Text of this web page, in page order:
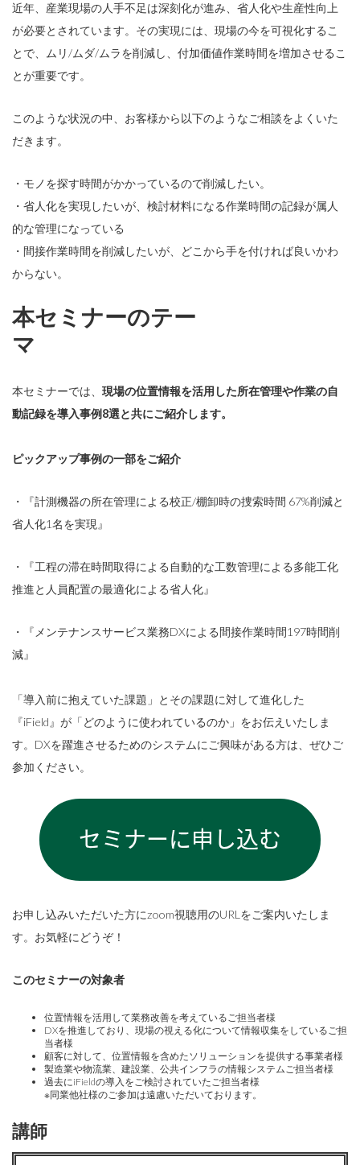
近年、産業現場の人手不足は深刻化が進み、省人化や生産性向上
が必要とされています。その実現には、現場の今を可視化するこ
とで、ムリ/ムダ/ムラを削減し、付加価値作業時間を増加させるこ
とが重要です。
このような状況の中、お客様から以下のようなご相談をよくいた
だきます。
・モノを探す時間がかかっているので削減したい。
・省人化を実現したいが、検討材料になる作業時間の記録が属人
的な管理になっている
・間接作業時間を削減したいが、どこから手を付ければ良いかわ
からない。
本セミナーのテー
マ
本セミナーでは、 現場の位置情報を活用した所在管理や作業の自
動記録を導入事例8選と共にご紹介します。
ピックアップ事例の一部をご紹介
・『計測機器の所在管理による校正/棚卸時の捜索時間 67%削減と
省人化1名を実現』
・『工程の滞在時間取得による自動的な工数管理による多能工化
推進と人員配置の最適化による省人化』
・『メンテナンスサービス業務DXによる間接作業時間197時間削
減』
「導入前に抱えていた課題」とその課題に対して進化した
『iField』が「どのように使われているのか」をお伝えいたしま
す。DXを躍進させるためのシステムにご興味がある方は、ぜひご
参加ください。
お申し込みいただいた方にzoom視聴用のURLをご案内いたしま
す。お気軽にどうぞ！
このセミナーの対象者
位置情報を活用して業務改善を考えているご担当者様
DXを推進しており、現場の視える化について情報収集をしているご担
当者様
顧客に対して、位置情報を含めたソリューションを提供する事業者様
製造業や物流業、建設業、公共インフラの情報システムご担当者様
過去にiFieldの導入をご検討されていたご担当者様
※同業他社様のご参加は遠慮いただいております。
講師